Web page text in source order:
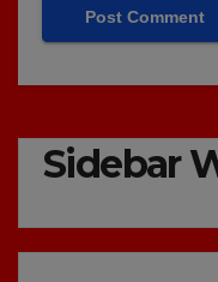
Sidebar